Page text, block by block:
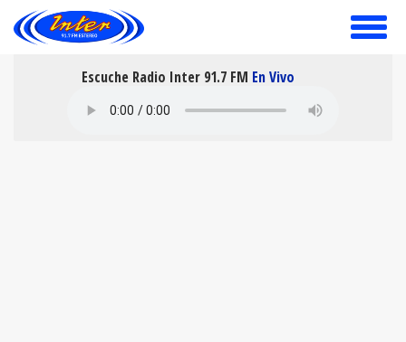
toggle
Escuche Radio Inter 91.7 FM En Vivo